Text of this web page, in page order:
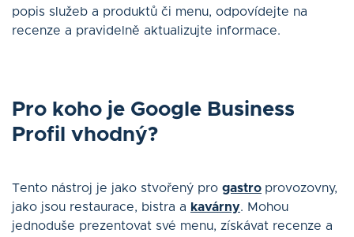
popis služeb a produktů či menu, odpovídejte na
recenze a pravidelně aktualizujte informace.
Pro koho je Google Business
Profil vhodný?
Tento nástroj je jako stvořený pro gastro provozovny,
jako jsou restaurace, bistra a kavárny. Mohou
jednoduše prezentovat své menu, získávat recenze a